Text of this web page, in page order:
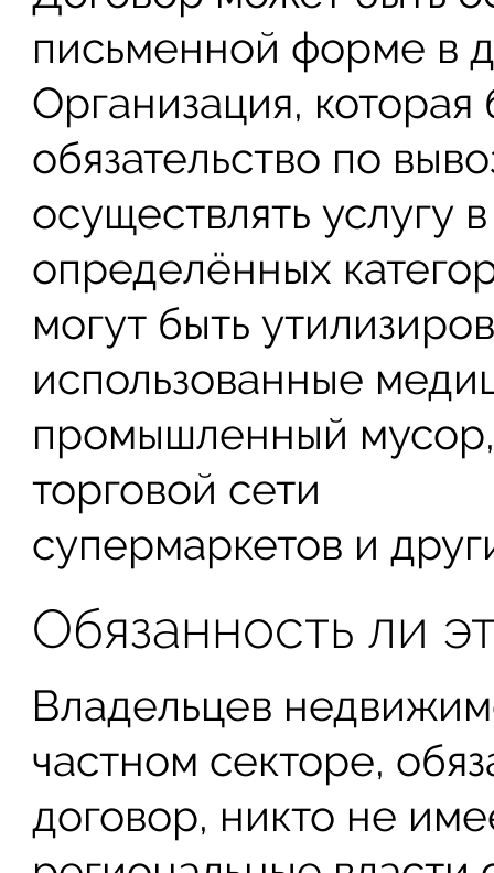
письменной форме в
Организация,
обязательство по
осуществлять услугу
определённых
могут быть
использованные
промышленный
торговой сети
супермаркетов и
Обязанность ли
Владельцев
частном секторе,
договор, никто не